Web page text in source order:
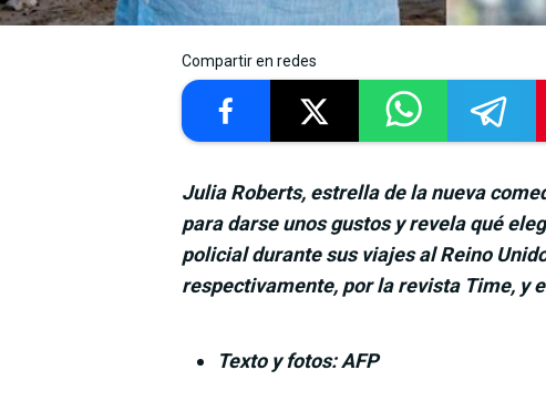
Compartir en redes
Julia Roberts, estrella de la nueva
para darse unos gustos y revela qué
policial durante sus viajes al Reino
respectivamente, por la revista Time, y
Texto y fotos: AFP